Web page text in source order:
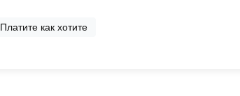
Платите как хотите